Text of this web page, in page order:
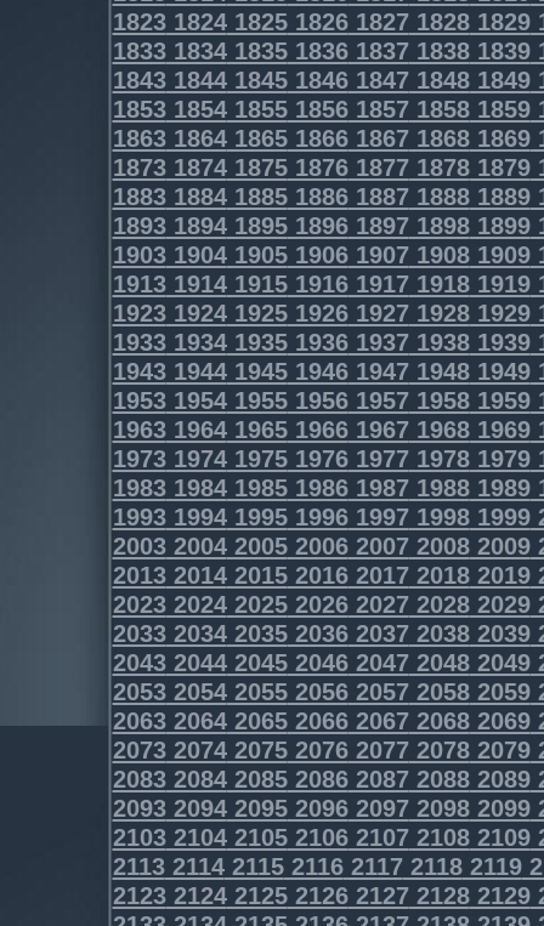
1823182418251826182718281829
1833183418351836183718381839
1843184418451846184718481849
1853185418551856185718581859
1863186418651866186718681869
1873187418751876187718781879
1883188418851886188718881889
1893189418951896189718981899
1903190419051906190719081909
1913191419151916191719181919
1923192419251926192719281929
1933193419351936193719381939
1943194419451946194719481949
1953195419551956195719581959
1963196419651966196719681969
1973197419751976197719781979
1983198419851986198719881989
1993199419951996199719981999
2003200420052006200720082009
2013201420152016201720182019
2023202420252026202720282029
2033203420352036203720382039
2043204420452046204720482049
2053205420552056205720582059
2063206420652066206720682069
2073207420752076207720782079
2083208420852086208720882089
2093209420952096209720982099
2103210421052106210721082109
2113211421152116211721182119
2123212421252126212721282129